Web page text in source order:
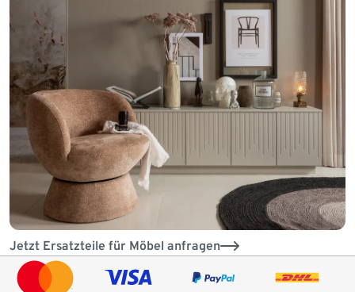
Jetzt Ersatzteile für Möbel anfragen